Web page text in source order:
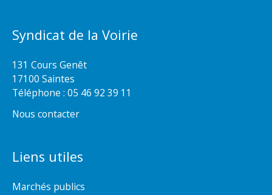
Syndicat de la Voirie
131 Cours Genêt
17100 Saintes
Téléphone : 05 46 92 39 11
Nous contacter
Liens utiles
Marchés publics